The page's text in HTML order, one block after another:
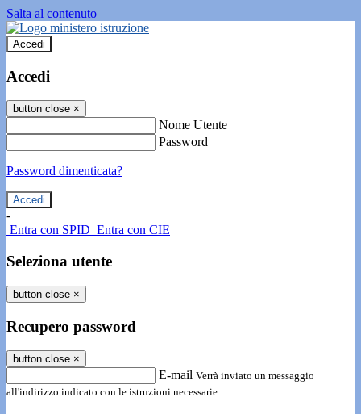
Salta al contenuto
Accedi
Accedi
button close ×
Nome Utente
Password
Password dimenticata?
-
Entra con SPID Entra con CIE
Seleziona utente
button close ×
Recupero password
button close ×
E-mail Verrà inviato un messaggio
all'indirizzo indicato con le istruzioni necessarie.